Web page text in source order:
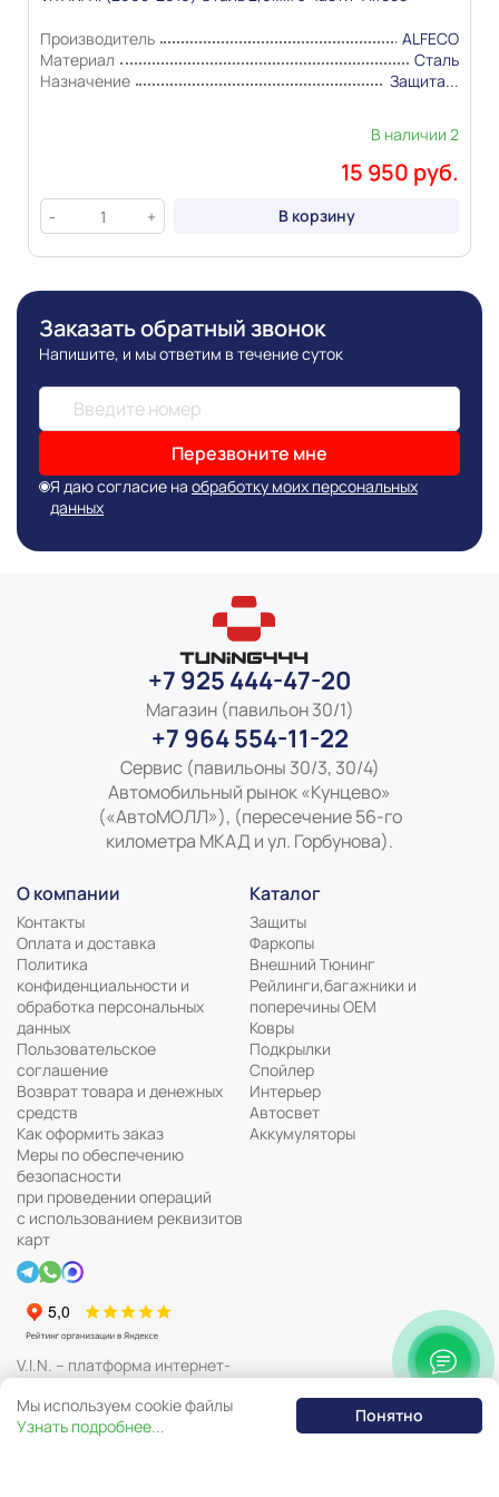
Производитель
ALFECO
Материал
Сталь
Назначение
Защита...
В наличии 2
15 950 руб.
- + В корзину
Заказать обратный звонок
Напишите, и мы ответим в течение суток
Перезвоните мне
Я даю согласие на обработку моих персональных
данных
+7 925 444-47-20
Магазин (павильон 30/1)
+7 964 554-11-22
Сервис (павильоны 30/3, 30/4)
Автомобильный рынок «Кунцево»
(«АвтоМОЛЛ»), (пересечение 56-го
километра МКАД и ул. Горбунова).
О компании
Контакты
Оплата и доставка
Политика
конфиденциальности и
обработка персональных
данных
Пользовательское
соглашение
Возврат товара и денежных
средств
Как оформить заказ
Меры по обеспечению
безопасности
при проведении операций
с использованием реквизитов
карт
V.I.N. – платформа интернет-
магазина автозапчастей
Каталог
Защиты
Фаркопы
Внешний Тюнинг
Рейлинги,багажники и
поперечины ОЕМ
Ковры
Подкрылки
Спойлер
Интерьер
Автосвет
Аккумуляторы
Мы используем cookie файлы
Узнать подробнее...
Понятно